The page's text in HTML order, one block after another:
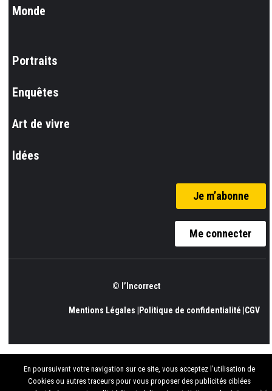
Monde
Portraits
Enquêtes
Art de vivre
Idées
Je m’abonne
Me connecter
© l’Incorrect
Mentions Légales |Politique de confidentialité |CGV
En poursuivant votre navigation sur ce site, vous acceptez l’utilisation de
Cookies ou autres traceurs pour vous proposer des publicités ciblées